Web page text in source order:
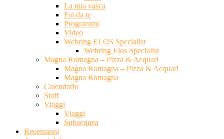
La mia vasca
Fai da te
Programmi
Video
Webring ELOS Specialist
Webring Elos Specialist
Magna Romagna – Pizza & Acquari
Magna Romagna – Pizza & Acquari
Magna Romagna
Calendario
Staff
Viaggi
Viaggi
Subacquea
Recensioni